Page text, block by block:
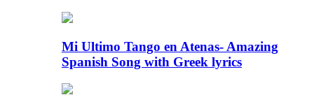
Mi Ultimo Tango en Atenas- Amazing
Spanish Song with Greek lyrics